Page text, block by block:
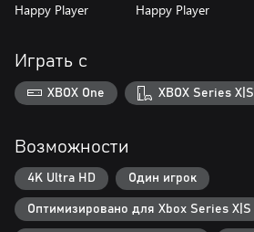
Happy Player Happy Player
Играть с
XBOX One XBOX Series X|S
Возможности
4K Ultra HD Один игрок
Оптимизировано для Xbox Series X|S